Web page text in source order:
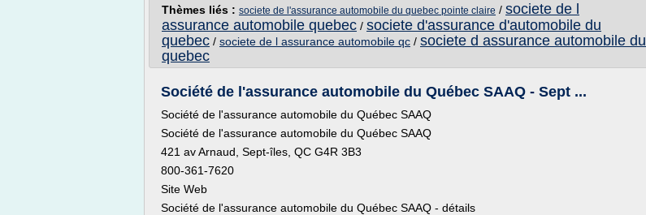
Thèmes liés : societe de l'assurance automobile du quebec pointe claire / societe de l
assurance automobile quebec / societe d'assurance d'automobile du
quebec / societe de l assurance automobile qc / societe d assurance automobile du
quebec
Société de l'assurance automobile du Québec SAAQ - Sept ...
Société de l'assurance automobile du Québec SAAQ
Société de l'assurance automobile du Québec SAAQ
421 av Arnaud, Sept-îles, QC G4R 3B3
800-361-7620
Site Web
Société de l'assurance automobile du Québec SAAQ - détails